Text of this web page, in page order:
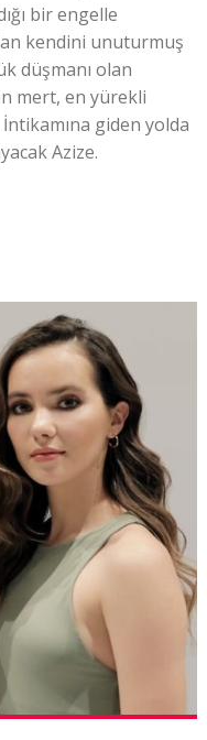
bir engelle
kendini unuturmuş
düşmanı olan
mert, en yürekli
İntikamına giden yolda
Azize.